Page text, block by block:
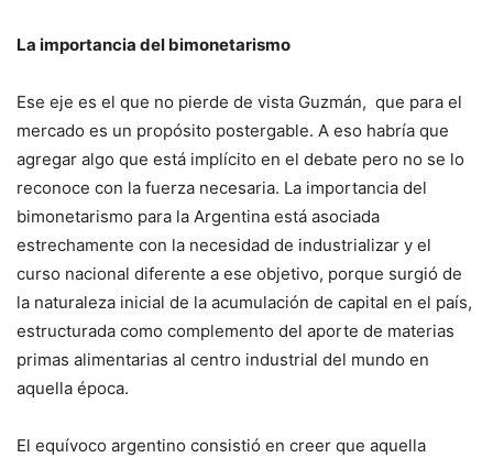
La importancia del bimonetarismo
Ese eje es el que no pierde de vista Guzmán, que para el
mercado es un propósito postergable. A eso habría que
agregar algo que está implícito en el debate pero no se lo
reconoce con la fuerza necesaria. La importancia del
bimonetarismo para la Argentina está asociada
estrechamente con la necesidad de industrializar y el
curso nacional diferente a ese objetivo, porque surgió de
la naturaleza inicial de la acumulación de capital en el país,
estructurada como complemento del aporte de materias
primas alimentarias al centro industrial del mundo en
aquella época.
El equívoco argentino consistió en creer que aquella